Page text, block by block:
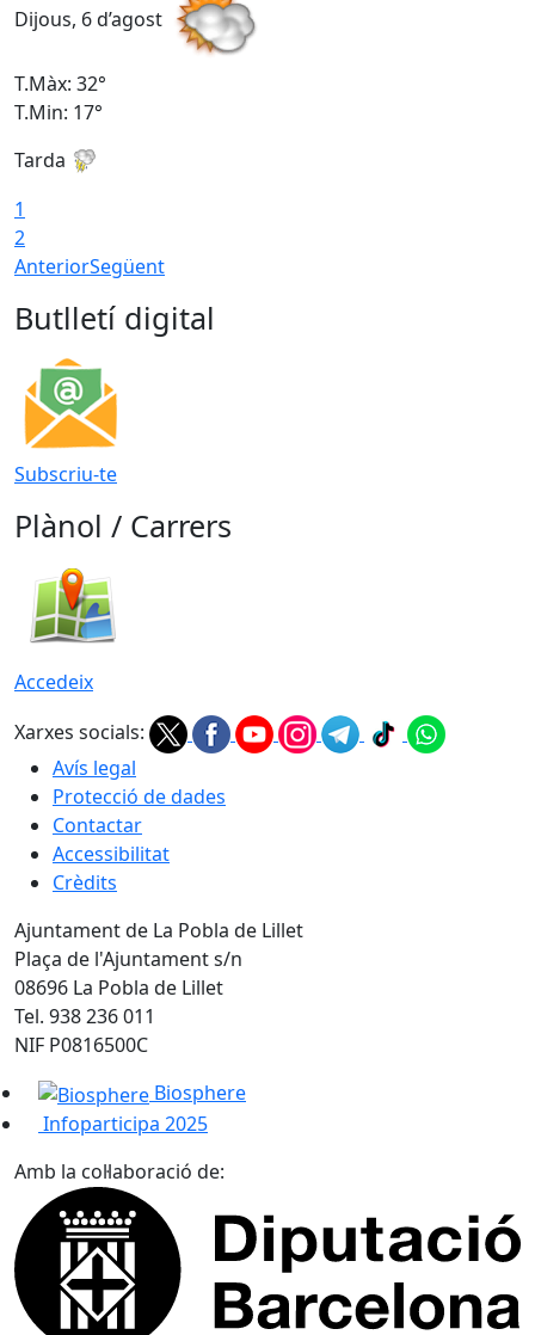
Dijous, 6 d’agost
T.Màx: 32°
T.Min: 17°
Tarda
1
2
AnteriorSegüent
Butlletí digital
Subscriu-te
Plànol / Carrers
Accedeix
Xarxes socials:
Avís legal
Protecció de dades
Contactar
Accessibilitat
Crèdits
Ajuntament de La Pobla de Lillet
Plaça de l'Ajuntament s/n
08696 La Pobla de Lillet
Tel. 938 236 011
NIF P0816500C
Biosphere
Infoparticipa 2025
Amb la col·laboració de: